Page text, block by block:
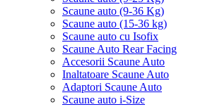
Scaune auto (9-36 Kg)
Scaune auto (15-36 kg)
Scaune auto cu Isofix
Scaune Auto Rear Facing
Accesorii Scaune Auto
Inaltatoare Scaune Auto
Adaptori Scaune Auto
Scaune auto i-Size